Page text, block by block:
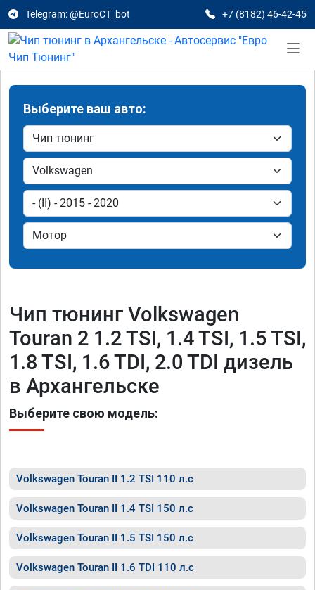
Telegram: @EuroCT_bot +7 (8182) 46-42-45
Выберите ваш авто:
Чип тюнинг Volkswagen
Touran 2 1.2 TSI, 1.4 TSI, 1.5 TSI,
1.8 TSI, 1.6 TDI, 2.0 TDI дизель
в Архангельске
Выберите свою модель:
Volkswagen Touran II 1.2 TSI 110 л.с
Volkswagen Touran II 1.4 TSI 150 л.с
Volkswagen Touran II 1.5 TSI 150 л.с
Volkswagen Touran II 1.6 TDI 110 л.с